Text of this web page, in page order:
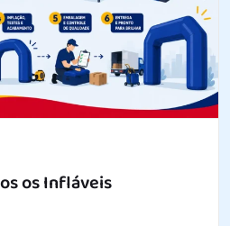
os Infláveis